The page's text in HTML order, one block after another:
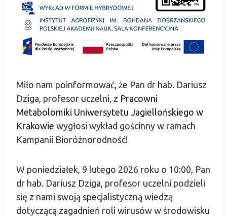
Miło nam poinformować, że Pan dr hab. Dariusz
Dziga, profesor uczelni, z Pracowni
Metabolomiki Uniwersytetu Jagiellońskiego w
Krakowie wygłosi wykład gościnny w ramach
Kampanii Bioróżnorodność!
W poniedziałek, 9 lutego 2026 roku o 10:00, Pan
dr hab. Dariusz Dziga, profesor uczelni podzieli
się z nami swoją specjalistyczną wiedzą
dotyczącą zagadnień roli wirusów w środowisku